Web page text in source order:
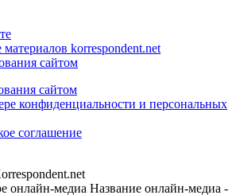
korrespondent.net
сайтом
сайтом
конфиденциальности и персональных
соглашение
онлайн-медиа Название онлайн-медиа -